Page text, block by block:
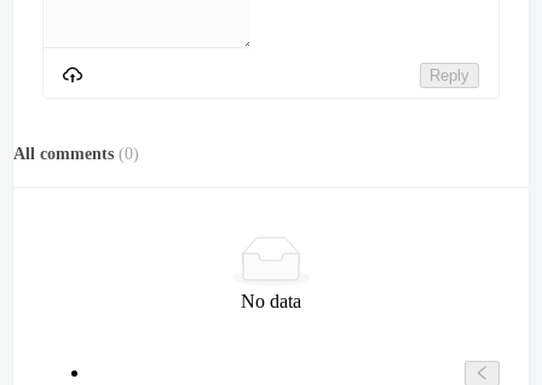
Reply
All comments (0)
No data